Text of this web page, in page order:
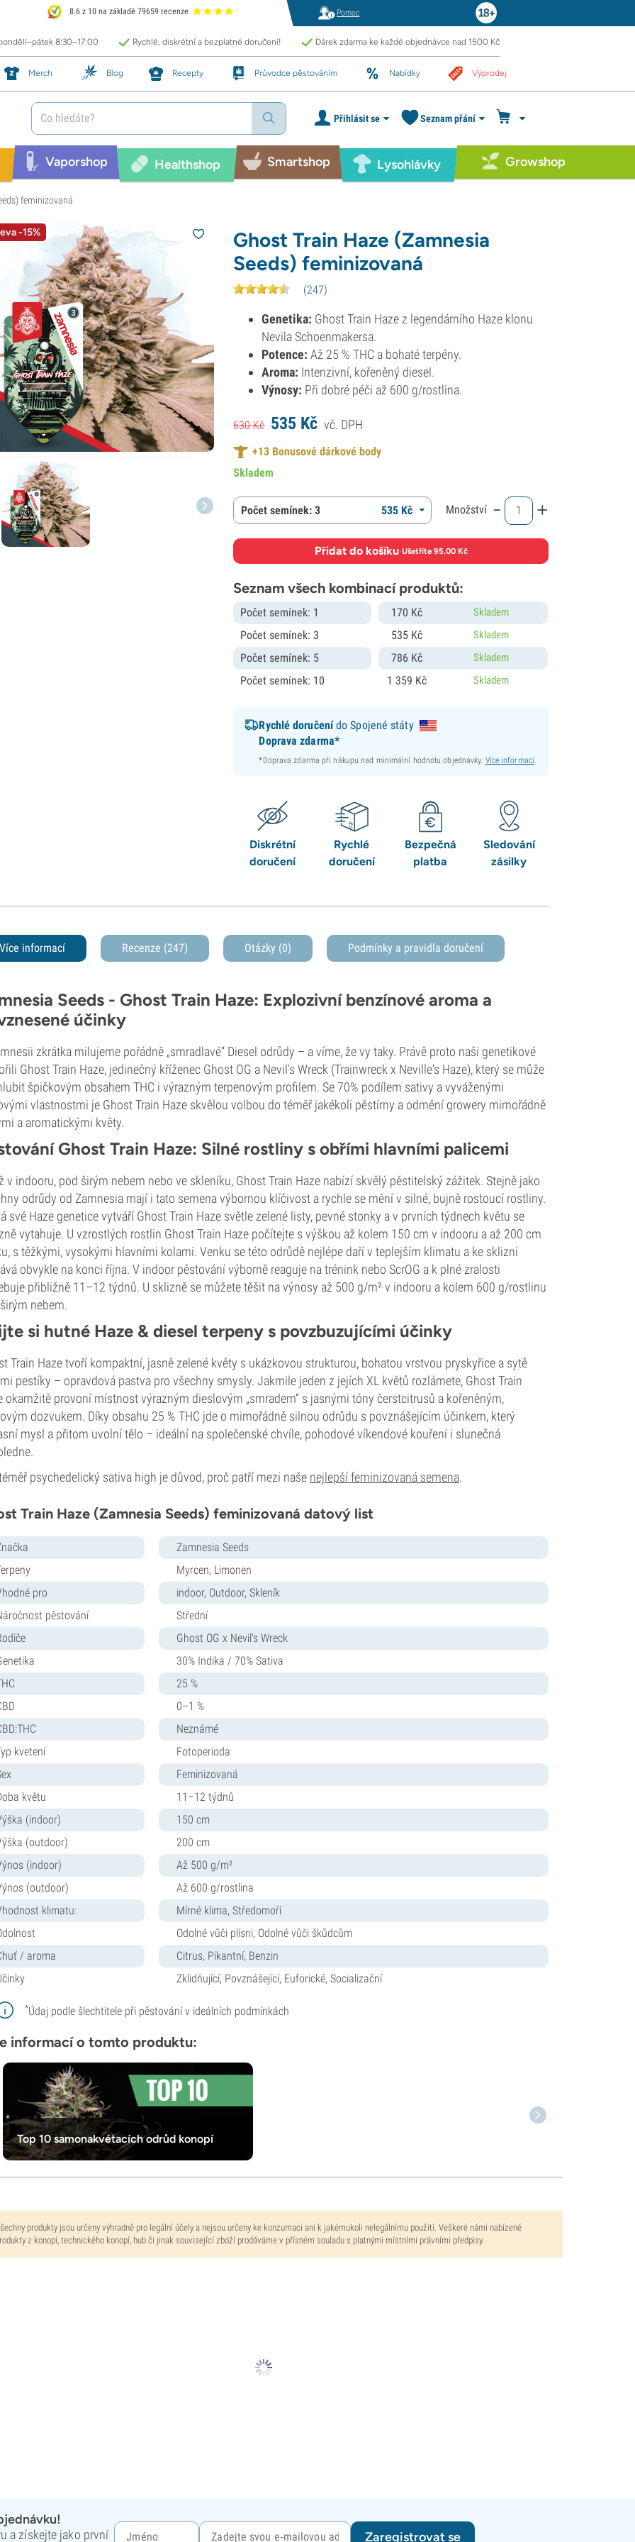
8.6 z 10 na základě 79659 recenze Pomoc
8:30–17:00 Rychlé, diskrétní a bezplatné doručení! Dárek zdarma ke každé objednávce nad 1500 Kč
Merch Blog Recepty Průvodce pěstováním Nabídky Výprodej
Přihlásit se Seznam přání
Vaporshop Healthshop Smartshop Lysohlávky Growshop
feminizovaná
-15%
Ghost Train Haze (Zamnesia
Seeds) feminizovaná
(247)
Genetika: Ghost Train Haze z legendárního Haze klonu
Nevila Schoenmakersa.
Potence: Až 25 % THC a bohaté terpény.
Aroma: Intenzivní, kořeněný diesel.
Výnosy: Při dobré péči až 600 g/rostlina.
630Kč 535 Kč vč. DPH
+13 Bonusové dárkové body
Skladem
Počet semínek: 3 535 Kč Množství - +
Přidat do košíku·Ušetříte 95,00 Kč
Seznam všech kombinací produktů:
Počet semínek: 1 170 Kč Skladem
Počet semínek: 3 535Kč Skladem
Počet semínek: 5 786 Kč Skladem
Počet semínek: 10 1 359 Kč Skladem
Rychlé doručenído Spojené státy
Doprava zdarma*
*Doprava zdarma při nákupu nad minimální hodnotu objednávky. Více informací.
Diskrétní
doručení
Rychlé
doručení
Bezpečná
platba
Sledování
zásilky
Více informací Recenze (247) Otázky (0) Podmínky a pravidla doručení
Seeds - Ghost Train Haze: Explozivní benzínové aroma a
účinky
zkrátka milujeme pořádně „smradlavé“ Diesel odrůdy – a víme, že vy taky. Právě proto naši genetikové
Ghost Train Haze, jedinečný kříženec Ghost OG a Nevil's Wreck (Trainwreck x Neville's Haze), který se může
špičkovým obsahem THC i výrazným terpenovým profilem. Se 70% podílem sativy a vyváženými
vlastnostmi je Ghost Train Haze skvělou volbou do téměř jakékoli pěstírny a odmění growery mimořádně
a aromatickými květy.
Ghost Train Haze: Silné rostliny s obřími hlavními palicemi
v indooru, pod širým nebem nebo ve skleníku, Ghost Train Haze nabízí skvělý pěstitelský zážitek. Stejně jako
odrůdy od Zamnesia mají i tato semena výbornou klíčivost a rychle se mění v silné, bujně rostoucí rostliny.
své Haze genetice vytváří Ghost Train Haze světle zelené listy, pevné stonky a v prvních týdnech květu se
vytahuje. U vzrostlých rostlin Ghost Train Haze počítejte s výškou až kolem 150 cm v indooru a až 200 cm
s těžkými, vysokými hlavními kolami. Venku se této odrůdě nejlépe daří v teplejším klimatu a ke sklizni
obvykle na konci října. V indoor pěstování výborně reaguje na trénink nebo ScrOG a k plné zralosti
přibližně 11–12 týdnů. U sklizně se můžete těšit na výnosy až 500 g/m² v indooru a kolem 600 g/rostlinu
nebem.
si hutné Haze & diesel terpeny s povzbuzujícími účinky
Train Haze tvoří kompaktní, jasně zelené květy s ukázkovou strukturou, bohatou vrstvou pryskyřice a sytě
pestíky – opravdová pastva pro všechny smysly. Jakmile jeden z jejích XL květů rozlámete, Ghost Train
okamžitě provoní místnost výrazným dieslovým „smradem“ s jasnými tóny čerstcitrusů a kořeněným,
dozvukem. Díky obsahu 25 % THC jde o mimořádně silnou odrůdu s povznášejícím účinkem, který
mysl a přitom uvolní tělo – ideální na společenské chvíle, pohodové víkendové kouření i slunečná
psychedelický sativa high je důvod, proč patří mezi naše nejlepší feminizovaná semena.
Train Haze (Zamnesia Seeds) feminizovaná datový list
Zamnesia Seeds
Myrcen, Limonen
pro
indoor, Outdoor, Skleník
pěstování
Střední
Ghost OG x Nevil's Wreck
30% Indika / 70% Sativa
25 %
0–1 %
Neznámé
kvetení
Fotoperioda
Feminizovaná
květu
11–12 týdnů
(indoor)
150 cm
(outdoor)
200 cm
(indoor)
Až 500 g/m²
(outdoor)
Až 600 g/rostlina
klimatu:
Mírné klima, Středomoří
Odolné vůči plísni, Odolné vůči škůdcům
/ aroma
Citrus, Pikantní, Benzin
Zklidňující, Povznášející, Euforické, Socializační
*Údaj podle šlechtitele při pěstování v ideálních podmínkách
informací o tomto produktu:
Top 10 samonakvétacích odrůd konopí
produkty jsou určeny výhradně pro legální účely a nejsou určeny ke konzumaci ani k jakémukoli nelegálnímu použití. Veškeré námi nabízené
z konopí, technického konopí, hub či jinak související zboží prodáváme v přísném souladu s platnými místními právními předpisy.
a získejte jako první Zaregistrovat se